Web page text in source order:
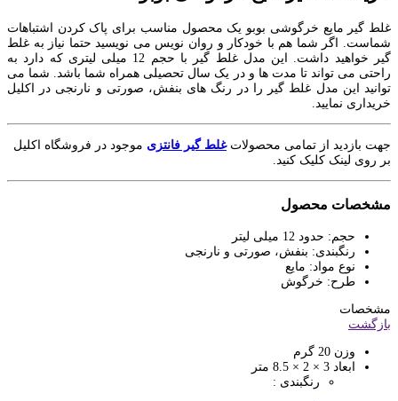
غلط گیر مایع خرگوشی بوبو یک محصول مناسب برای پاک کردن اشتباهات
شماست. اگر شما هم با خودکار و روان نویس می نویسید حتما نیاز به غلط
گیر خواهید داشت. این مدل غلط گیر با حجم 12 میلی لیتری که دارد به
راحتی می تواند تا مدت ها و در یک سال تحصیلی همراه شما باشد. شما می
توانید این مدل غلط گیر را در رنگ های بنفش، صورتی و نارنجی در اکلیل
خریداری نمایید.
جهت بازدید از تمامی محصولاتغلط گیر فانتزی موجود در فروشگاه اکلیل
بر روی لینک کلیک کنید.
مشخصات محصول
حجم: حدود 12 میلی لیتر
رنگبندی: بنفش، صورتی و نارنجی
نوع مواد: مایع
طرح: خرگوش
مشخصات
بازگشت
وزن 20 گرم
ابعاد 3 × 2 × 8.5 متر
رنگبندی :